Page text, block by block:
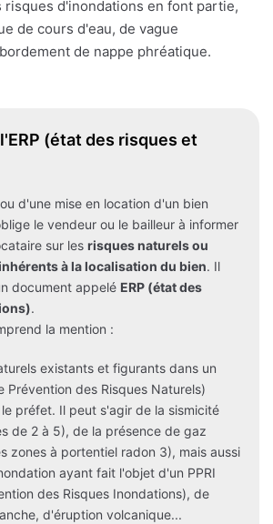
risques d'inondations en font partie,
de cours d'eau, de vague
de nappe phréatique.
(état des risques et
d'une mise en location d'un bien
le vendeur ou le bailleur à informer
sur les risques naturels ou
à la localisation du bien. Il
document appelé ERP (état des
.
la mention :
existants et figurants dans un
Prévention des Risques Naturels)
préfet. Il peut s'agir de la sismicité
de 2 à 5), de la présence de gaz
zones à portentiel radon 3), mais aussi
ayant fait l'objet d'un PPRI
des Risques Inondations), de
d'éruption volcanique...